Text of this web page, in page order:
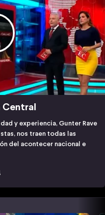
Central
y experiencia, Gunter Rave
nos traen todas las
del acontecer nacional e